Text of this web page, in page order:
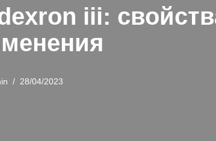
iii:
28/04/2023